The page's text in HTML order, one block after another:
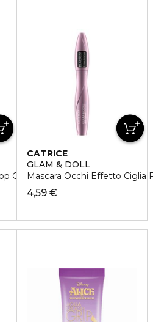
Coat
CATRICE
GLAM & DOLL
Mascara Occhi Effetto Ciglia
4,59 €